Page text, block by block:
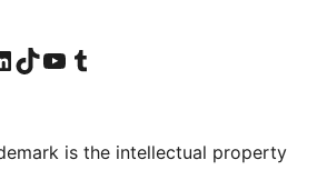
主页访问我们的 TikTok 账号访问我们的 YouTube 频道 访问我们的 Tumblr 账号
is the intellectual property